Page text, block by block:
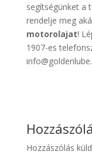
segítségünket a
rendelje meg
motorolajat!
1907-es
Hozzászólás